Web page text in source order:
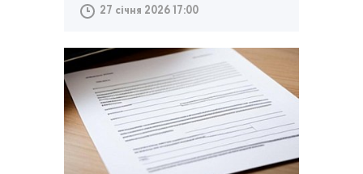
27 січня 2026 17:00